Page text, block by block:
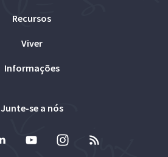
Recursos
Viver
Informações
Junte-se a nós